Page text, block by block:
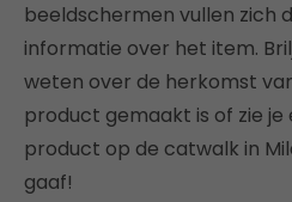
beeldschermen vullen zich
informatie over het item.
weten over de herkomst
product gemaakt is of zie je
product op de catwalk in
gaaf!